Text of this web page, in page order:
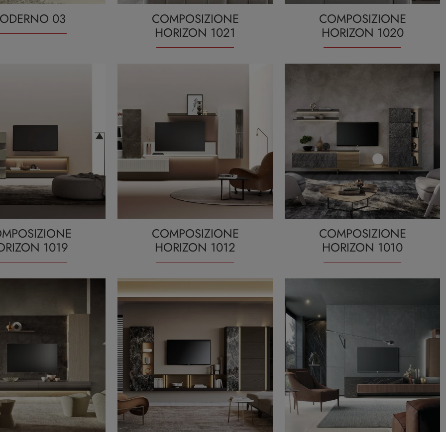
03
COMPOSIZIONE
HORIZON 1021
COMPOSIZIONE
HORIZON 1020
1019
COMPOSIZIONE
HORIZON 1012
COMPOSIZIONE
HORIZON 1010